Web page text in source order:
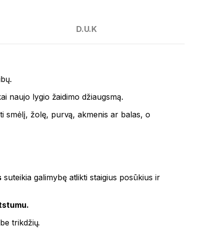
D.U.K
naujo lygio žaidimo džiaugsmą.
smėlį, žolę, purvą, akmenis ar balas, o
suteikia galimybę atlikti staigius posūkius ir
trikdžių.